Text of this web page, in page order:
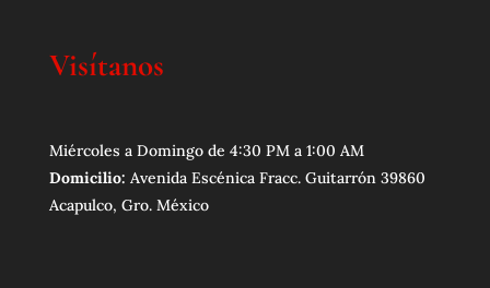
Visítanos
Miércoles a Domingo de 4:30 PM a 1:00 AM
Domicilio: Avenida Escénica Fracc. Guitarrón 39860
Acapulco, Gro. México